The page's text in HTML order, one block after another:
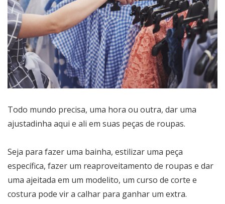
Todo mundo precisa, uma hora ou outra, dar uma
ajustadinha aqui e ali em suas peças de roupas.
Seja para fazer uma bainha, estilizar uma peça
específica, fazer um reaproveitamento de roupas e dar
uma ajeitada em um modelito, um curso de corte e
costura pode vir a calhar para ganhar um extra.